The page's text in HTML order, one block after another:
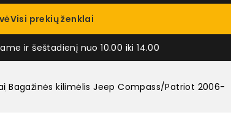
Visi prekių ženklai
ir šeštadienį nuo 10.00 iki 14.00
Bagažinės kilimėlis Jeep Compass/Patriot 2006-